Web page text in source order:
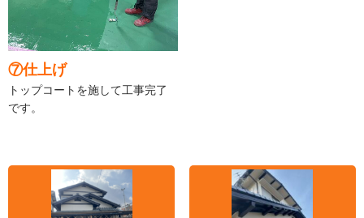
⑦仕上げ
トップコートを施して工事完了
です。